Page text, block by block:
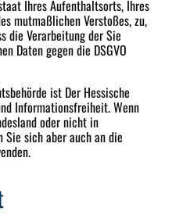
Ihres Aufenthaltsorts, Ihres
mutmaßlichen Verstoßes, zu,
die Verarbeitung der Sie
Daten gegen die DSGVO
ist Der Hessische
Informationsfreiheit. Wenn
oder nicht in
Sie sich aber auch an die